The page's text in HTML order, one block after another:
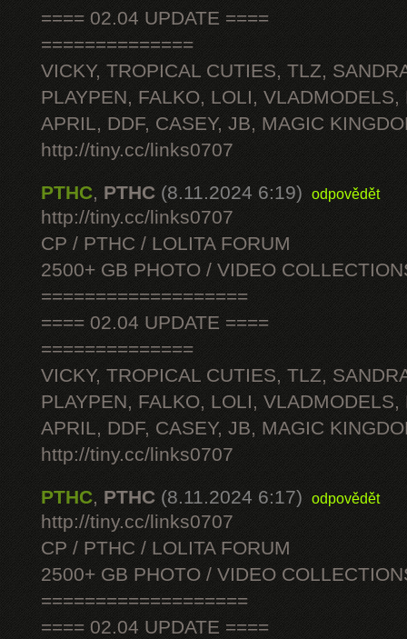
==== 02.04 UPDATE ====
==============
VICKY, TROPICAL CUTIES, TLZ,
PLAYPEN, FALKO, LOLI, VLADMODELS,
APRIL, DDF, CASEY, JB, MAGIC
http://tiny.cc/links0707
PTHC, PTHC (8.11.2024 6:19) odpovědět
http://tiny.cc/links0707
CP / PTHC / LOLITA FORUM
2500+ GB PHOTO / VIDEO
===================
==== 02.04 UPDATE ====
==============
VICKY, TROPICAL CUTIES, TLZ,
PLAYPEN, FALKO, LOLI, VLADMODELS,
APRIL, DDF, CASEY, JB, MAGIC
http://tiny.cc/links0707
PTHC, PTHC (8.11.2024 6:17) odpovědět
http://tiny.cc/links0707
CP / PTHC / LOLITA FORUM
2500+ GB PHOTO / VIDEO
===================
==== 02.04 UPDATE ====